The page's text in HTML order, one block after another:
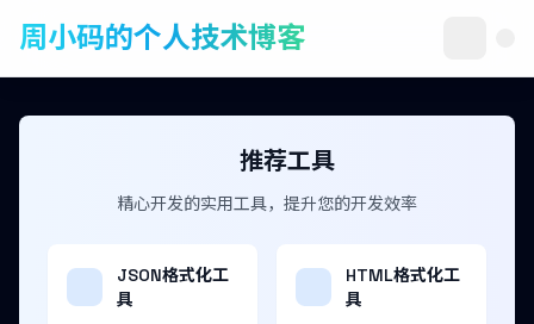
周小码的个人技术博客
推荐工具
精心开发的实用工具，提升您的开发效率
JSON格式化工
具
HTML格式化工
具